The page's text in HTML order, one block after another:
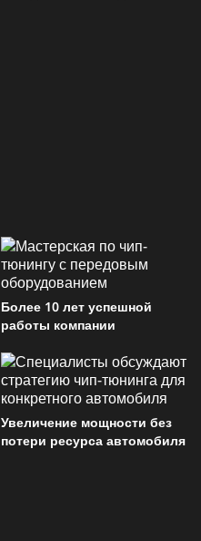
Более 10 лет успешной
работы компании
Увеличение мощности без
потери ресурса автомобиля